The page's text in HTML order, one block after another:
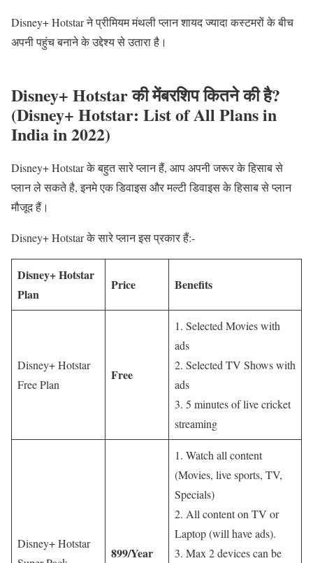
Disney+ Hotstar ने प्रीमियम मंथली प्लान शायद ज्यादा कस्टमरों के बीच
अपनी पहुंच बनाने के उद्देश्य से उतारा है।
Disney+ Hotstar की मेंबरशिप कितने की है?
(Disney+ Hotstar: List of All Plans in
India in 2022)
Disney+ Hotstar के बहुत सारे प्लान हैं, आप अपनी जरूर के हिसाब से
प्लान ले सकते है, इनमे एक डिवाइस और मल्टी डिवाइस के हिसाब से प्लान
मौजूद हैं।
Disney+ Hotstar के सारे प्लान इस प्रकार हैं:-
Disney+ Hotstar
Plan
Price Benefits
Disney+ Hotstar
Free Plan
Free
1. Selected Movies with
ads
2. Selected TV Shows with
ads
3. 5 minutes of live cricket
streaming
Disney+ Hotstar
899/Year
1. Watch all content
(Movies, live sports, TV,
Specials)
2. All content on TV or
Laptop (will have ads).
3. Max 2 devices can be